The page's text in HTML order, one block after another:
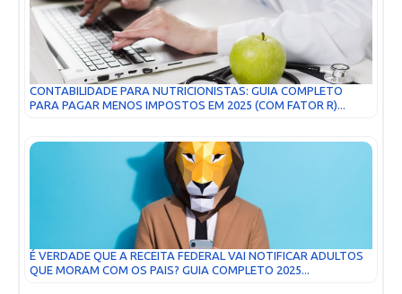
CONTABILIDADE PARA NUTRICIONISTAS: GUIA COMPLETO
PARA PAGAR MENOS IMPOSTOS EM 2025 (COM FATOR R)...
É VERDADE QUE A RECEITA FEDERAL VAI NOTIFICAR ADULTOS
QUE MORAM COM OS PAIS? GUIA COMPLETO 2025...